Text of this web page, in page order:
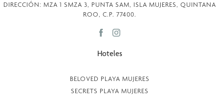
DIRECCIÓN: MZA 1 SMZA 3, PUNTA SAM, ISLA MUJERES, QUINTANA
ROO, C.P. 77400.
Hoteles
BELOVED PLAYA MUJERES
SECRETS PLAYA MUJERES